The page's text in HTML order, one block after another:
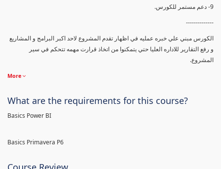
9- دعم مستمر للكورس.
--------------
الكورس مبني علي خبره عمليه في اظهار تقدم المشروع لاحد اكبر البرامج و المشاريع
و رفع التقارير للاداره العليا حتي يتمكنوا من اتخاذ قرارت مهمه تتحكم في سير
المشروع.
More
What are the requirements for this course?
Basics Power BI
Basics Primavera P6